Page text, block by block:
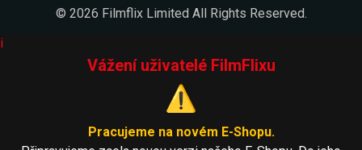
© 2026 Filmflix Limited All Rights Reserved.
i
Vážení uživatelé FilmFlixu
⚠️
Pracujeme na novém E-Shopu.